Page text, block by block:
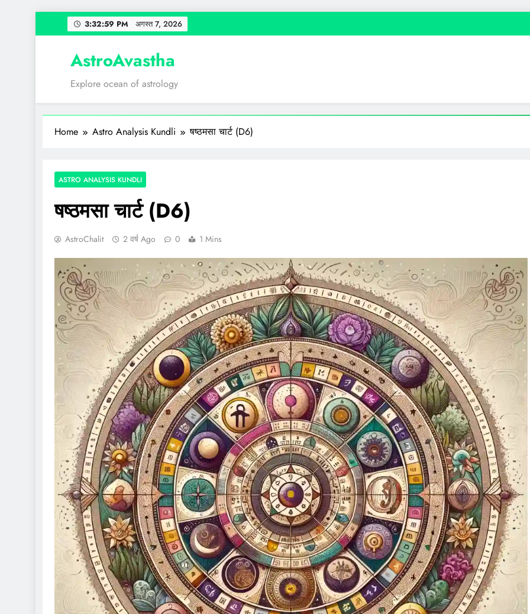
to
3:33:00 PM अगस्त 7, 2026
AstroAvastha
Explore ocean of astrology
Home Astro Analysis Kundli षष्ठमसा चार्ट (D6)
ASTRO ANALYSIS KUNDLI
षष्ठमसा चार्ट (D6)
AstroChalit 2 वर्ष Ago 0 1 Mins